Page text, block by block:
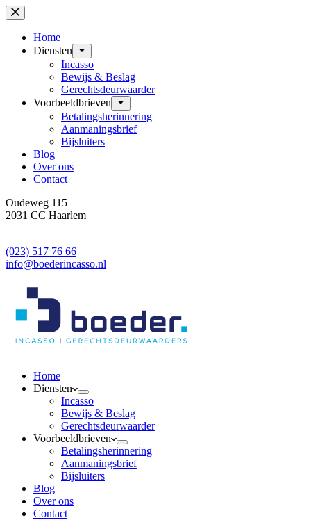
Ga
naar
inhoud
Home
Diensten
Incasso
Bewijs & Beslag
Gerechtsdeurwaarder
Voorbeeldbrieven
Betalingsherinnering
Aanmaningsbrief
Bijsluiters
Blog
Over ons
Contact
Oudeweg 115
2031 CC Haarlem
(023) 517 76 66
info@boederincasso.nl
Home
Diensten
Incasso
Bewijs & Beslag
Gerechtsdeurwaarder
Voorbeeldbrieven
Betalingsherinnering
Aanmaningsbrief
Bijsluiters
Blog
Over ons
Contact